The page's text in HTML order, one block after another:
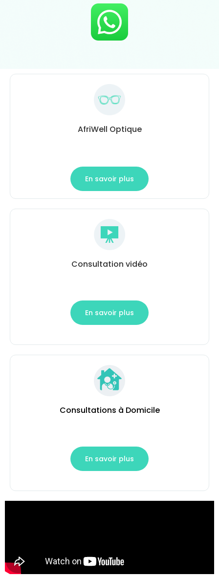
AfriWell Optique
En savoir plus
Consultation vidéo
En savoir plus
Consultations à Domicile
En savoir plus